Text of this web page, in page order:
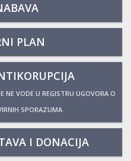
PLAN
NE VODE U REGISTRU UGOVORA O
SPORAZUMA
I DONACIJA